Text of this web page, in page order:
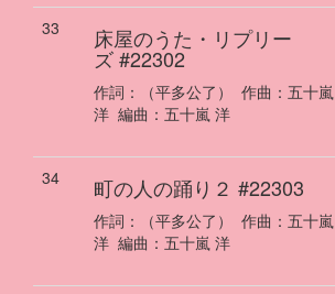
33 床屋のうた・リプリー
ズ#22302
作詞： （平多公了） 作曲： 五十嵐
洋 編曲： 五十嵐 洋
34 町の人の踊り２ #22303
作詞： （平多公了） 作曲： 五十嵐
洋 編曲： 五十嵐 洋